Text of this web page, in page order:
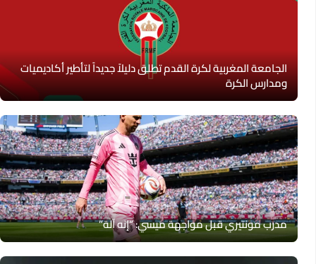
الجامعة المغربية لكرة القدم تطلق دليلاً جديداً لتأطير أكاديميات
ومدارس الكرة
مدرب مونتيري قبل مواجهة ميسي: “إنه آلة”